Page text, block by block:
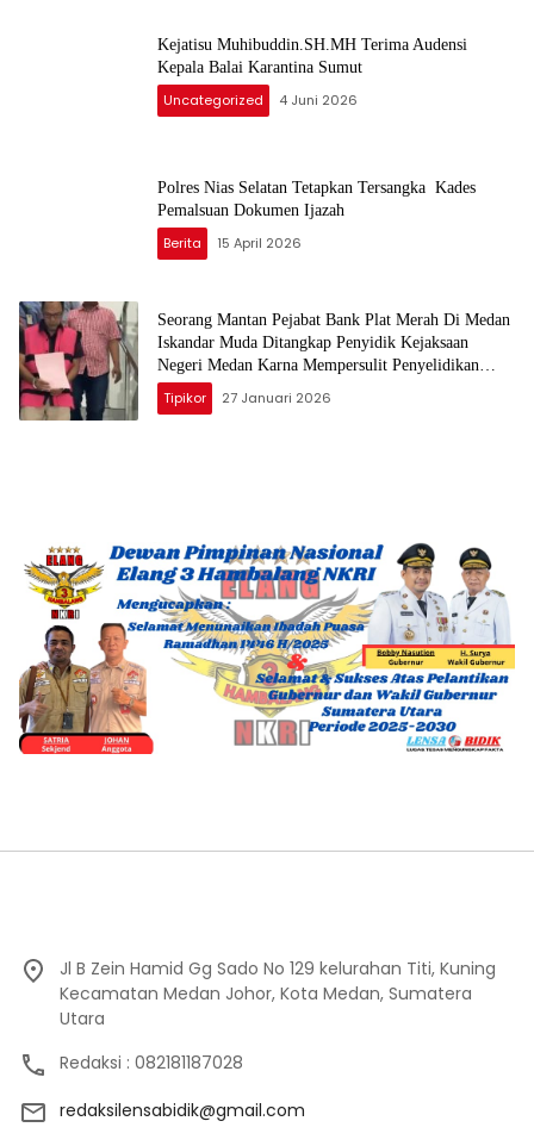
Kejatisu Muhibuddin.SH.MH Terima Audensi
Kepala Balai Karantina Sumut
Uncategorized 4 Juni 2026
Polres Nias Selatan Tetapkan Tersangka Kades
Pemalsuan Dokumen Ijazah
Berita 15 April 2026
Seorang Mantan Pejabat Bank Plat Merah Di Medan
Iskandar Muda Ditangkap Penyidik Kejaksaan
Negeri Medan Karna Mempersulit Penyelidikan
Perkara Tipikor
Tipikor 27 Januari 2026
Jl B Zein Hamid Gg Sado No 129 kelurahan Titi, Kuning
Kecamatan Medan Johor, Kota Medan, Sumatera
Utara
Redaksi : 082181187028
redaksilensabidik@gmail.com